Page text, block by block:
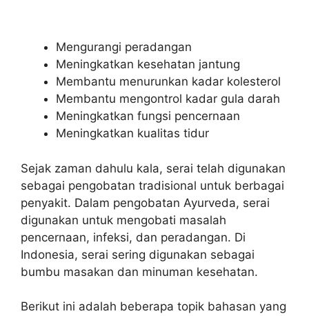
Mengurangi peradangan
Meningkatkan kesehatan jantung
Membantu menurunkan kadar kolesterol
Membantu mengontrol kadar gula darah
Meningkatkan fungsi pencernaan
Meningkatkan kualitas tidur
Sejak zaman dahulu kala, serai telah digunakan
sebagai pengobatan tradisional untuk berbagai
penyakit. Dalam pengobatan Ayurveda, serai
digunakan untuk mengobati masalah
pencernaan, infeksi, dan peradangan. Di
Indonesia, serai sering digunakan sebagai
bumbu masakan dan minuman kesehatan.
Berikut ini adalah beberapa topik bahasan yang